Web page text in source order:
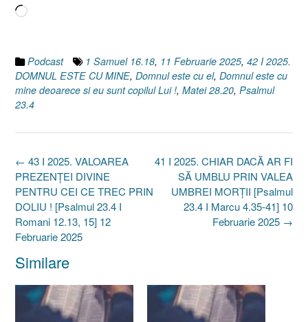
Încarc...
Podcast 1 Samuel 16.18, 11 Februarie 2025, 42 I 2025.
DOMNUL ESTE CU MINE, Domnul este cu el, Domnul este cu
mine deoarece si eu sunt copilul Lui !, Matei 28.20, Psalmul
23.4
Post
navigation
41 I 2025. CHIAR DACĂ AR FI
SĂ UMBLU PRIN VALEA
UMBREI MORȚII [Psalmul
23.4 I Marcu 4.35-41] 10
Februarie 2025 →
← 43 I 2025. VALOAREA
PREZENȚEI DIVINE
PENTRU CEI CE TREC PRIN
DOLIU ! [Psalmul 23.4 I
Romani 12.13, 15] 12
Februarie 2025
Similare